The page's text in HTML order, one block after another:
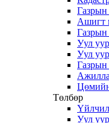
Газрын
Ашигт
Газрын
Уул
Уул
Газрын
Төлбөр
Уул